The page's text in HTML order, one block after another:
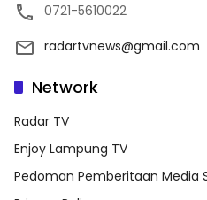
0721-5610022
radartvnews@gmail.com
Network
Radar TV
Enjoy Lampung TV
Pedoman Pemberitaan Media